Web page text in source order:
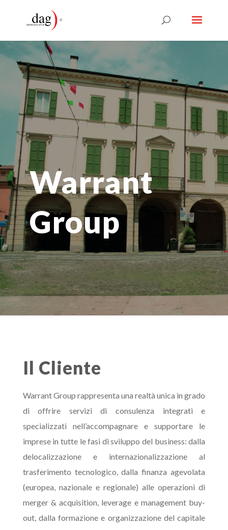
Warrant
Group
Il Cliente
Warrant Group rappresenta una realtà unica in grado
di offrire servizi di consulenza integrati e
specializzati nell’accompagnare e supportare le
imprese in tutte le fasi di sviluppo del business: dalla
delocalizzazione e internazionalizzazione al
trasferimento tecnologico, dalla finanza agevolata
(europea, nazionale e regionale) alle operazioni di
merger & acquisition, leverage e management buy-
out, dalla formazione e organizzazione del capitale